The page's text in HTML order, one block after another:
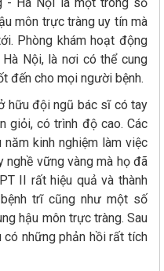
môn trực tràng uy tín mà
Phòng khám hoạt động
Nội, là nơi có thể cung
đến cho mọi người bệnh.
hữu đội ngũ bác sĩ có tay
giỏi, có trình độ cao. Các
kinh nghiệm làm việc
nghề vững vàng mà họ đã
II rất hiệu quả và thành
trĩ cũng như một số
hậu môn trực tràng. Sau
những phản hồi rất tích